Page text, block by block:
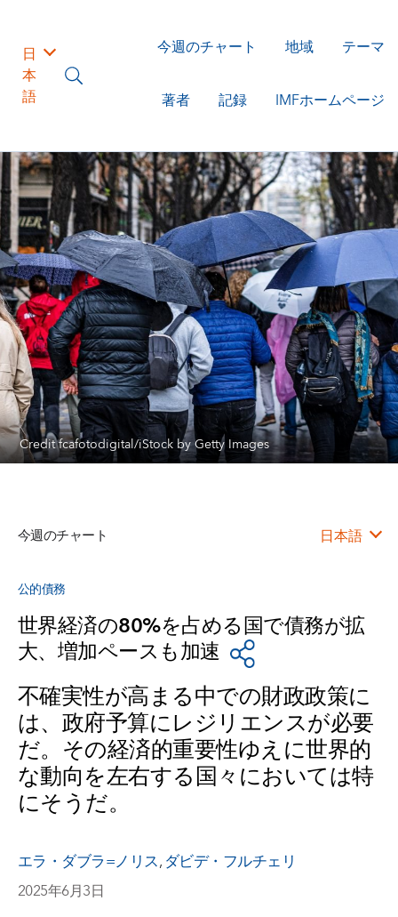
日
本
語
今週のチャート 地域 テーマ
著者 記録 IMFホームページ
Credit fcafotodigital/iStock by Getty Images
今週のチャート 日本語
公的債務
世界経済の80%を占める国で債務が拡
大、増加ペースも加速
不確実性が高まる中での財政政策に
は、政府予算にレジリエンスが必要
だ。その経済的重要性ゆえに世界的
な動向を左右する国々においては特
にそうだ。
エラ・ダブラ=ノリス,ダビデ・フルチェリ
2025年6月3日